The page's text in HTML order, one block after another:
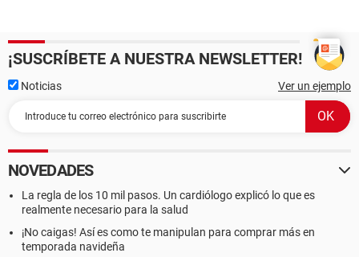
¡SUSCRÍBETE A NUESTRA NEWSLETTER!
Noticias Ver un ejemplo
NOVEDADES
La regla de los 10 mil pasos. Un cardiólogo explicó lo que es
realmente necesario para la salud
¡No caigas! Así es como te manipulan para comprar más en
temporada navideña